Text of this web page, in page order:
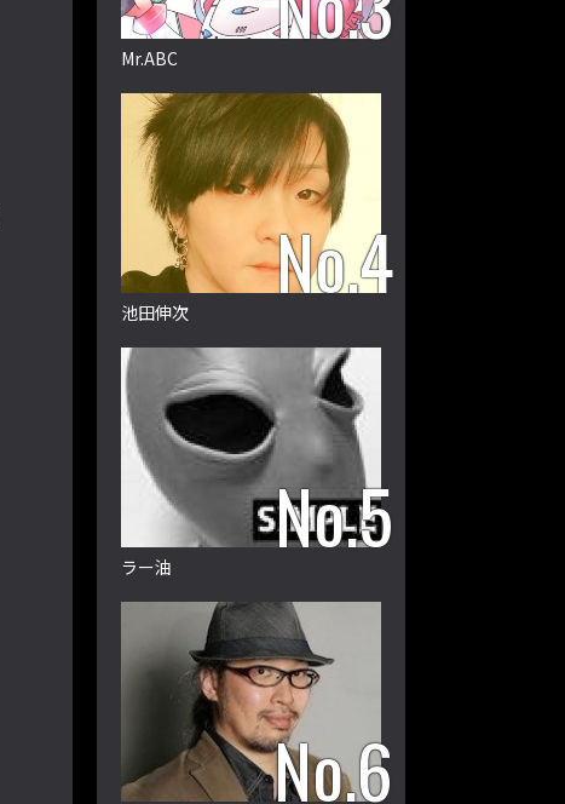
Mr.ABC
池田伸次
ラー油